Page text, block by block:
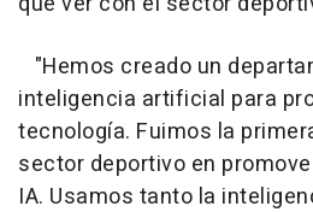
"Hemos creado un
inteligencia artificial para
tecnología. Fuimos la
sector deportivo en
IA. Usamos tanto la